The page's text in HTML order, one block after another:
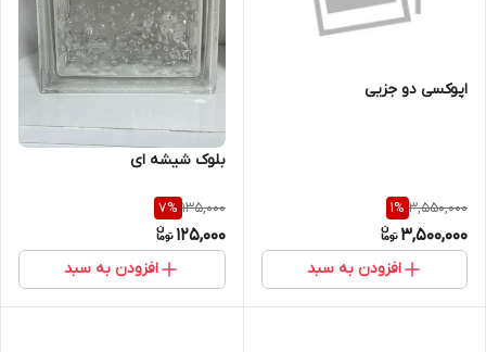
اپوکسی دو جزیی
3,550,000
1%
3,500,000
افزودن به سبد
بلوک شیشه ای
135,000
7%
125,000
افزودن به سبد